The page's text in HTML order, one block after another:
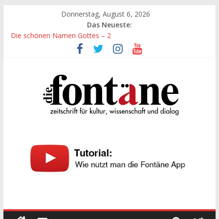
springen
Donnerstag, August 6, 2026
Das Neueste:
Die schönen Namen Gottes – 2
Werte, denen größte Sorgfalt entgegengebracht werden muss
Die schönen Namen Gottes
„Kind“ seiner Zeit sein
Die
Fontäne
kultur,